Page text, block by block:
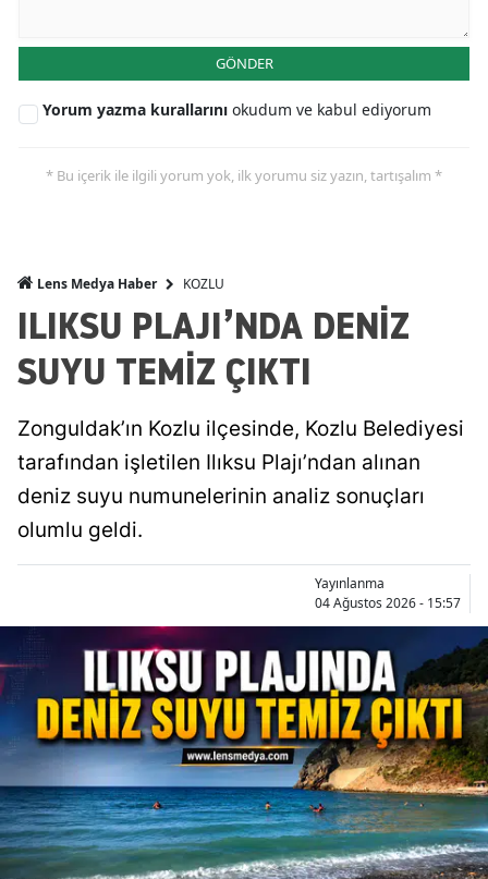
GÖNDER
Yorum yazma kurallarını okudum ve kabul ediyorum
* Bu içerik ile ilgili yorum yok, ilk yorumu siz yazın, tartışalım *
Lens Medya Haber KOZLU
ILIKSU PLAJI’NDA DENİZ
SUYU TEMİZ ÇIKTI
Zonguldak’ın Kozlu ilçesinde, Kozlu Belediyesi
tarafından işletilen Ilıksu Plajı’ndan alınan
deniz suyu numunelerinin analiz sonuçları
olumlu geldi.
Yayınlanma
04 Ağustos 2026 - 15:57